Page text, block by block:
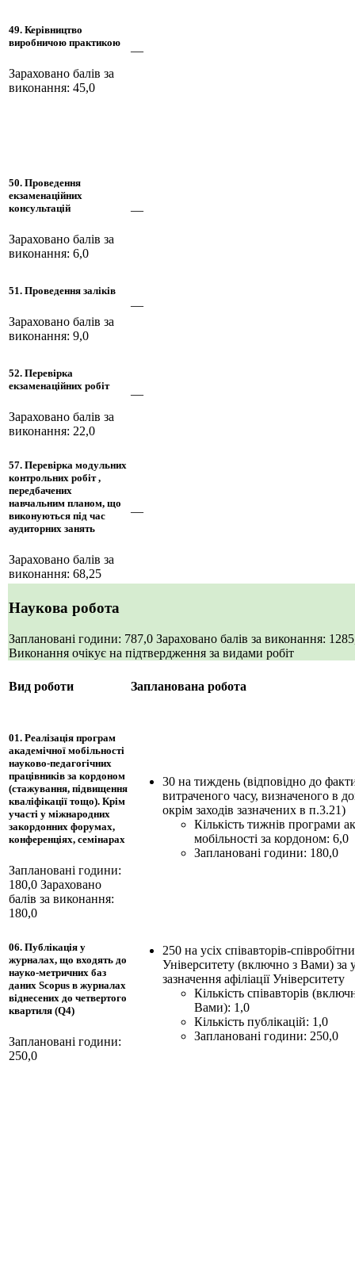
49. Керівництво
виробничою практикою
Зараховано балів за
виконання: 45,0
—
50. Проведення
екзаменаційних
консультацій
Зараховано балів за
виконання: 6,0
—
51. Проведення заліків
Зараховано балів за
виконання: 9,0
—
52. Перевірка
екзаменаційних робіт
Зараховано балів за
виконання: 22,0
—
57. Перевірка модульних
контрольних робіт ,
передбачених
навчальним планом, що
виконуються під час
аудиторних занять
Зараховано балів за
виконання: 68,25
—
Наукова робота
Заплановані години: 787,0 Зараховано балів за виконання:
Виконання очікує на підтвердження за видами робіт
Вид роботи Запланована робота
01. Реалізація програм
академічної мобільності
науково-педагогічних
працівників за кордоном
(стажування, підвищення
кваліфікації тощо). Крім
участі у міжнародних
закордонних форумах,
конференціях, семінарах
Заплановані години:
180,0 Зараховано
балів за виконання:
180,0
30 на тиждень (відповідно до
витраченого часу, визначеного в
окрім заходів зазначених в п.3.21)
Кількість тижнів програми
мобільності за кордоном: 6,0
Заплановані години: 180,0
06. Публікація у
журналах, що входять до
науко-метричних баз
даних Scopus в журналах
віднесених до четвертого
квартиля (Q4)
Заплановані години:
250,0
250 на усіх співавторів-
Університету (включно з Вами) за
зазначення афіліації Університету
Кількість співавторів
Вами): 1,0
Кількість публікацій: 1,0
Заплановані години: 250,0